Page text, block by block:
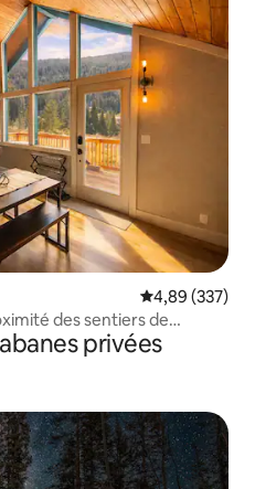
Évaluation
4,89 (337)
des sentiers de
privées